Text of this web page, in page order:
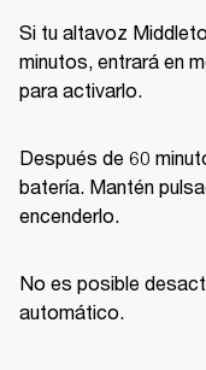
Si tu altavoz
minutos, entrará en
para activarlo.
Después de 60
batería. Mantén
encenderlo.
No es posible
automático.